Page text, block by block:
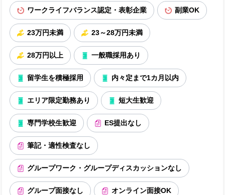
ワークライフバランス認定・表彰企業 副業OK
23万円未満 23～28万円未満
28万円以上 一般職採用あり
留学生を積極採用 内々定まで1カ月以内
エリア限定勤務あり 短大生歓迎
専門学校生歓迎 ES提出なし
筆記・適性検査なし
グループワーク・グループディスカッションなし
グループ面接なし オンライン面接OK